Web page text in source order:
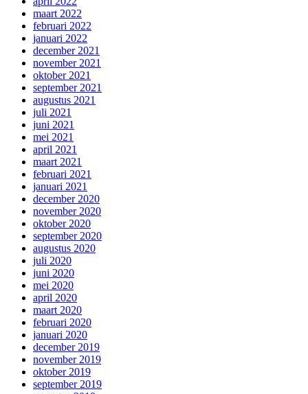
maart 2022
februari 2022
januari 2022
december 2021
november 2021
oktober 2021
september 2021
augustus 2021
juli 2021
juni 2021
mei 2021
april 2021
maart 2021
februari 2021
januari 2021
december 2020
november 2020
oktober 2020
september 2020
augustus 2020
juli 2020
juni 2020
mei 2020
april 2020
maart 2020
februari 2020
januari 2020
december 2019
november 2019
oktober 2019
september 2019